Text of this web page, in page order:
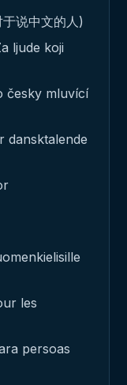
说中文的人)
ljude koji
česky mluvící
dansktalende
les
persoas